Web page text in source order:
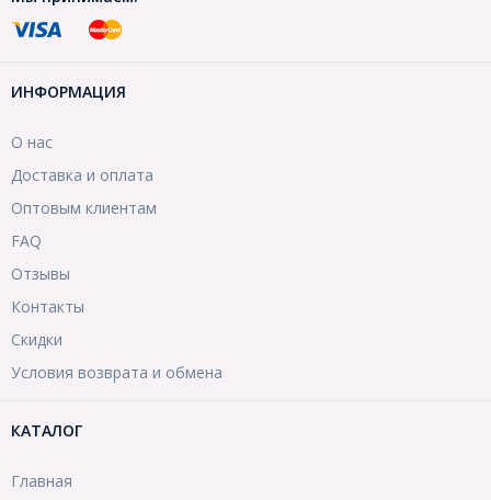
ИНФОРМАЦИЯ
О нас
Доставка и оплата
Оптовым клиентам
FAQ
Отзывы
Контакты
Скидки
Условия возврата и обмена
КАТАЛОГ
Главная